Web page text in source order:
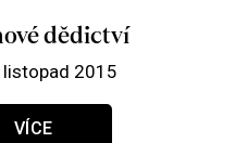
dědictví
2015
VÍCE